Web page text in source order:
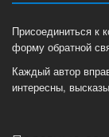
Присоединиться к
форму обратной
Каждый автор
интересны,